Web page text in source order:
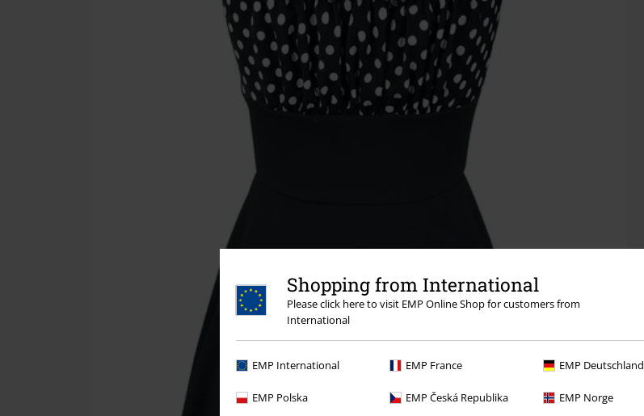
Shopping from International
Please click here to visit EMP Online Shop for customers from
International
EMP International EMP France EMP Deutschland
EMP Polska EMP Česká Republika EMP Norge